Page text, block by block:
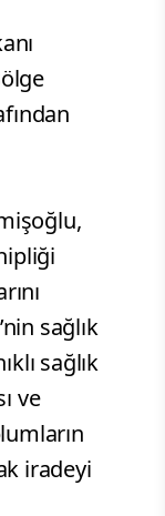
sağlık
sağlık
ve
iradeyi